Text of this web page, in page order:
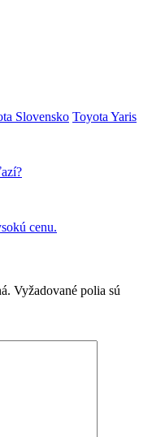
Slovensko Toyota Yaris
cenu.
Vyžadované polia sú